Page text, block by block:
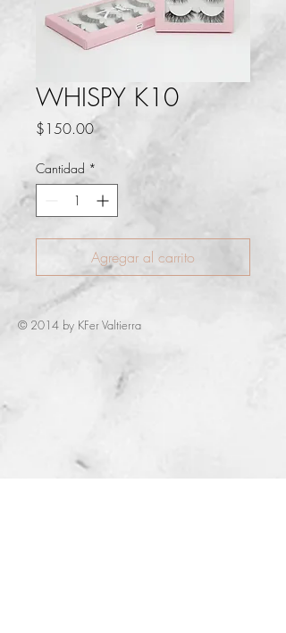
WHISPY K10
$150.00Precio
Cantidad *
Agregar al carrito
© 2014 by KFer Valtierra